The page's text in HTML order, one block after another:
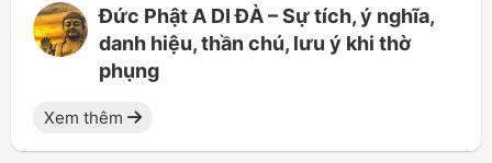
Đức Phật A DI ĐÀ – Sự tích, ý nghĩa,
danh hiệu, thần chú, lưu ý khi thờ
phụng
Xem thêm